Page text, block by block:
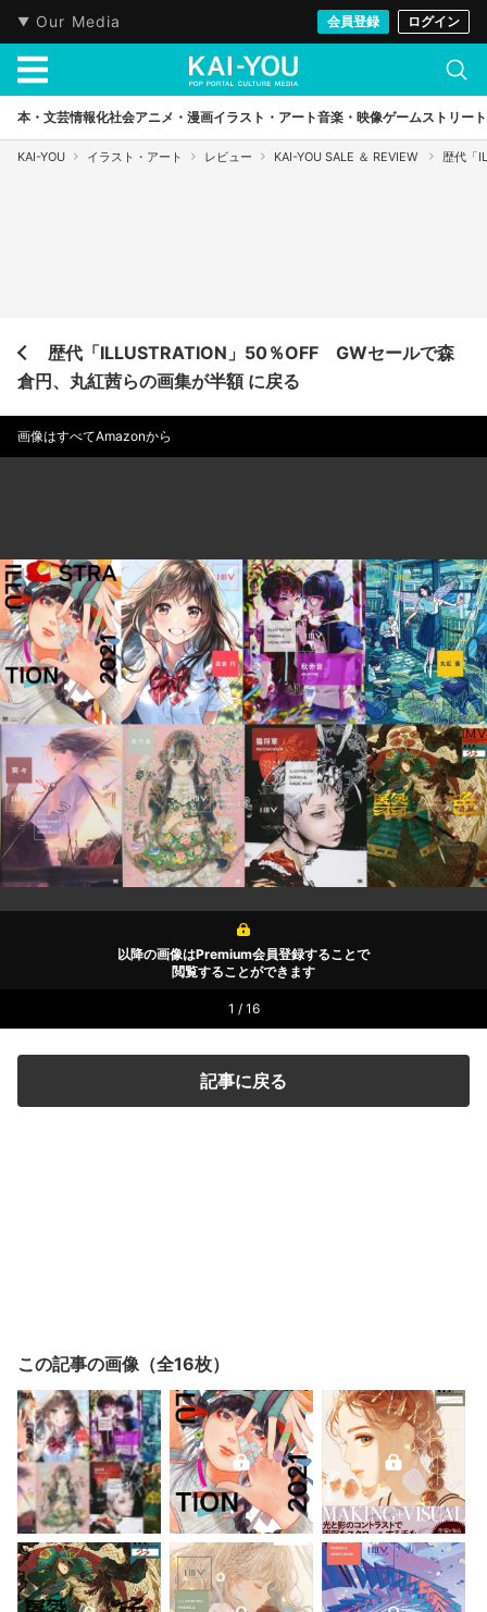
Our Media 会員登録 ログイン
本・文芸情報化社会アニメ・漫画イラスト・アート音楽・映像ゲームストリート
KAI-YOU イラスト・アート レビュー KAI-YOU SALE ＆ REVIEW 歴代「
歴代「ILLUSTRATION」50％OFF GWセールで森
倉円、丸紅茜らの画集が半額 に戻る
画像はすべてAmazonから
以降の画像はPremium会員登録することで
閲覧することができます
1 / 16
記事に戻る
この記事の画像（全16枚）